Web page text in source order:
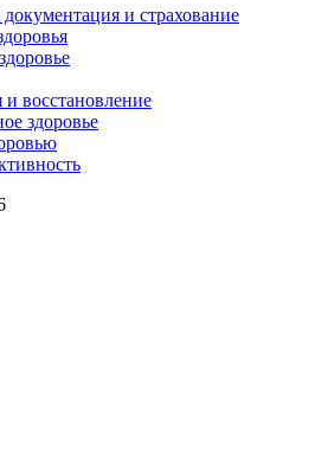
и страхование
и восстановление
здоровье